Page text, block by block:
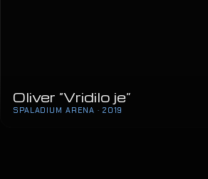
Oliver “Vridilo je”
SPALADIUM ARENA · 2019